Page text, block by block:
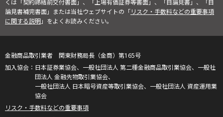
くは「契約締結前交付書面」、「上場有価証券等書面」、「目論見書」、「目
論見書補完書面」または当社ウェブサイトの「リスク・手数料などの重要事項
に関する説明」をよくお読みください。
金融商品取引業者 関東財務局長（金商）第165号
日本証券業協会、一般社団法人 第二種金融商品取引業協会、一般社
団法人 金融先物取引業協会、
一般社団法人 日本暗号資産等取引業協会、一般社団法人 資産運用業
協会
リスク・手数料などの重要事項